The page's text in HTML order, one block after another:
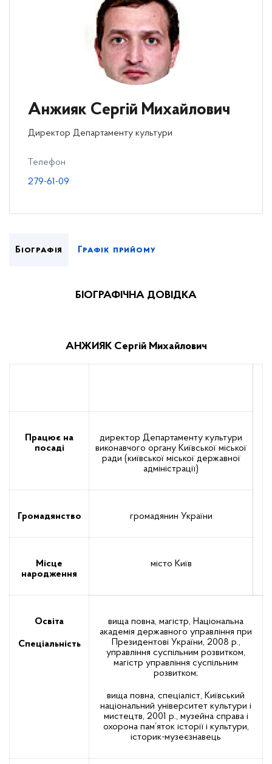
Анжияк Сергій Михайлович
Директор Департаменту культури
Телефон
279-61-09
Біографія Графік прийому
БІОГРАФІЧНА ДОВІДКА
АНЖИЯК Сергій Михайлович
Працює на
посаді
директор Департаменту культури
виконавчого органу Київської міської
ради (київської міської державної
адміністрації)
Громадянство громадянин України
Місце
народження
місто Київ
Освіта
Спеціальність
вища повна‚ магістр, Національна
академія державного управління при
Президентові України, 2008 р.,
управління суспільним розвитком,
магістр управління суспільним
розвитком;
вища повна‚ спеціаліст, Київський
національний університет культури і
мистецтв, 2001 р., музейна справа і
охорона пам’яток історії і культури,
історик-музеєзнавець